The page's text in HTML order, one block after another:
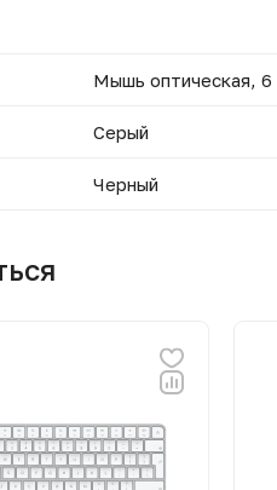
Мышь оптическая, 6
Серый
Черный